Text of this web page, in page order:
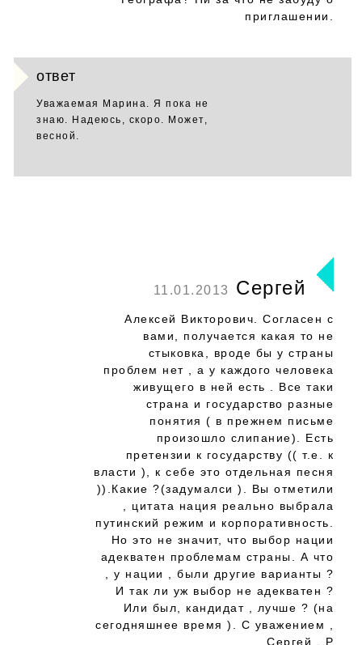
приглашении.
ответ
Уважаемая Марина. Я пока не
знаю. Надеюсь, скоро. Может,
весной.
11.01.2013 Сергей
Алексей Викторович. Согласен с
вами, получается какая то не
стыковка, вроде бы у страны
проблем нет , а у каждого человека
живущего в ней есть . Все таки
страна и государство разные
понятия ( в прежнем письме
произошло слипание). Есть
претензии к государству (( т.е. к
власти ), к себе это отдельная песня
)).Какие ?(задумалси ). Вы отметили
, цитата нация реально выбрала
путинский режим и корпоративность.
Но это не значит, что выбор нации
адекватен проблемам страны. А что
, у нации , были другие варианты ?
И так ли уж выбор не адекватен ?
Или был, кандидат , лучше ? (на
сегодняшнее время ). С уважением ,
Сергей . Р